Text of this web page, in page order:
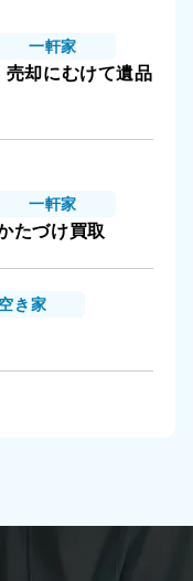
一軒家
却にむけて遺品
一軒家
たづけ買取
空き家